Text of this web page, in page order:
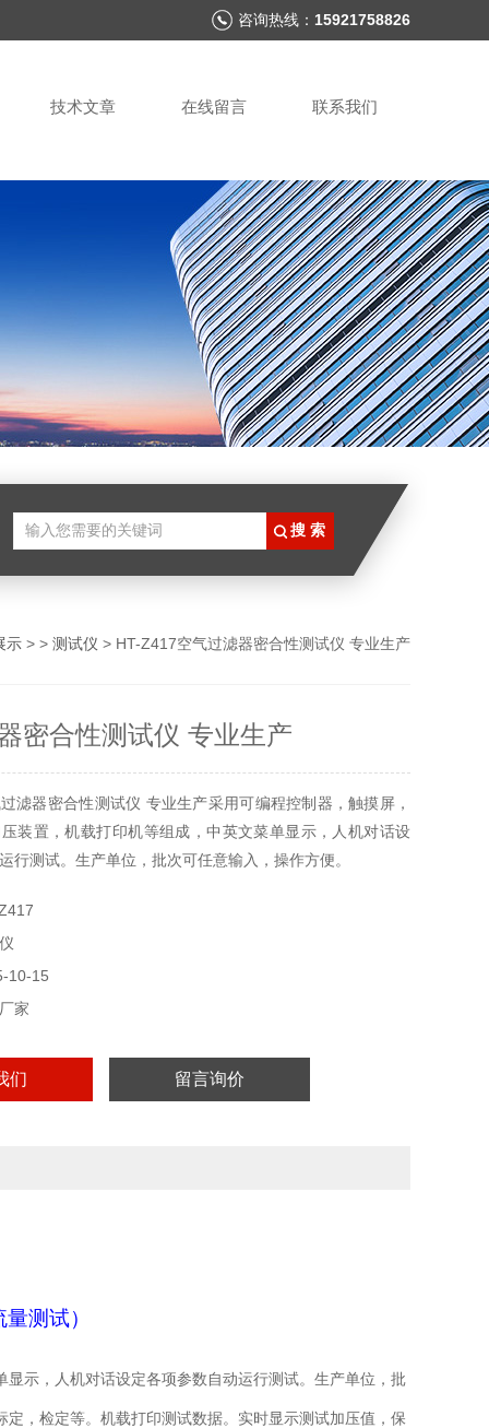
咨询热线： 15921758826
技术文章 在线留言 联系我们
示 > > 测试仪 > HT-Z417空气过滤器密合性测试仪 专业生产
密合性测试仪 专业生产
滤器密合性测试仪 专业生产采用可编程控制器，触摸屏，
装置，机载打印机等组成，中英文菜单显示，人机对话设
行测试。生产单位，批次可任意输入，操作方便。
10-15
家
们 留言询价
测试）
示，人机对话设定各项参数自动运行测试。生产单位，批
定 ，检定等。机载打印测试数据。 实时显示测试加压值，保